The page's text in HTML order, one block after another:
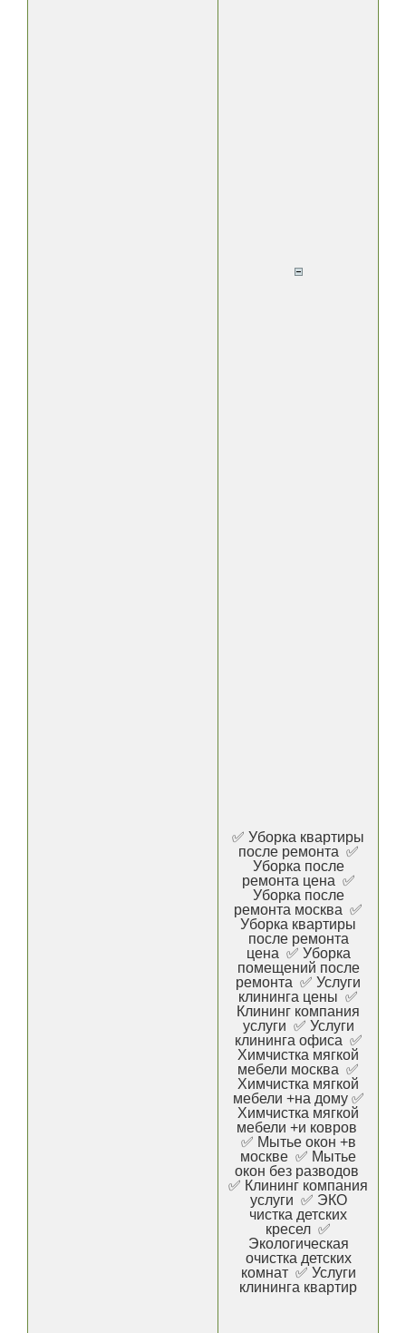
✅ Уборка квартиры
после ремонта ✅
Уборка после
ремонта цена ✅
Уборка после
ремонта москва ✅
Уборка квартиры
после ремонта
цена ✅ Уборка
помещений после
ремонта ✅ Услуги
клининга цены ✅
Клининг компания
услуги ✅ Услуги
клининга офиса ✅
Химчистка мягкой
мебели москва ✅
Химчистка мягкой
мебели +на дому ✅
Химчистка мягкой
мебели +и ковров
✅ Мытье окон +в
москве ✅ Мытье
окон без разводов
✅ Клининг компания
услуги ✅ ЭКО
чистка детских
кресел ✅
Экологическая
очистка детских
комнат ✅ Услуги
клининга квартир